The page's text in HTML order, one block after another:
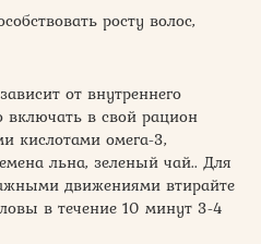
росту волос,
от внутреннего
включать в свой рацион
кислотами омега-3,
льна, зеленый чай.. Для
движениями втирайте
в течение 10 минут 3-4